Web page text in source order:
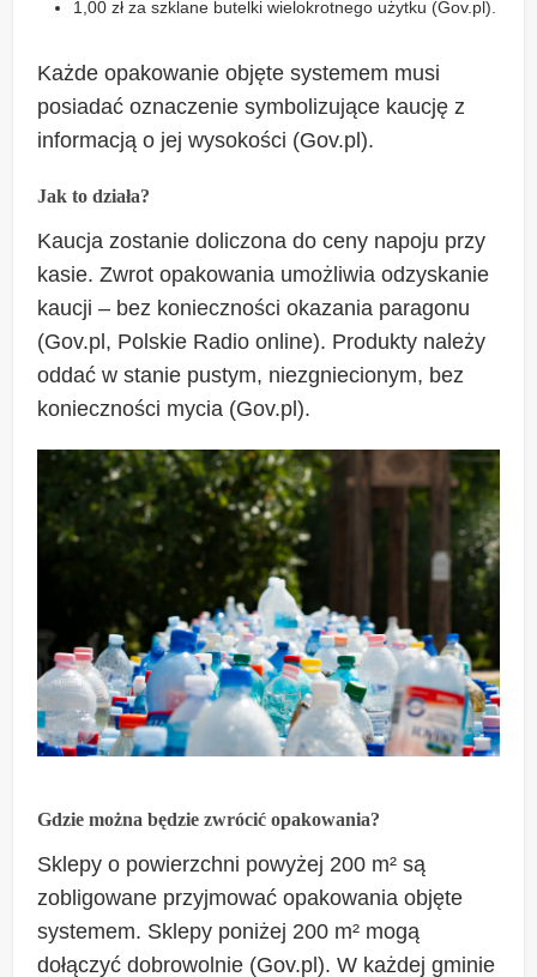
1,00 zł za szklane butelki wielokrotnego użytku (Gov.pl).
Każde opakowanie objęte systemem musi
posiadać oznaczenie symbolizujące kaucję z
informacją o jej wysokości (Gov.pl).
Jak to działa?
Kaucja zostanie doliczona do ceny napoju przy
kasie. Zwrot opakowania umożliwia odzyskanie
kaucji – bez konieczności okazania paragonu
(Gov.pl, Polskie Radio online). Produkty należy
oddać w stanie pustym, niezgniecionym, bez
konieczności mycia (Gov.pl).
Gdzie można będzie zwrócić opakowania?
Sklepy o powierzchni powyżej 200 m² są
zobligowane przyjmować opakowania objęte
systemem. Sklepy poniżej 200 m² mogą
dołączyć dobrowolnie (Gov.pl). W każdej gminie